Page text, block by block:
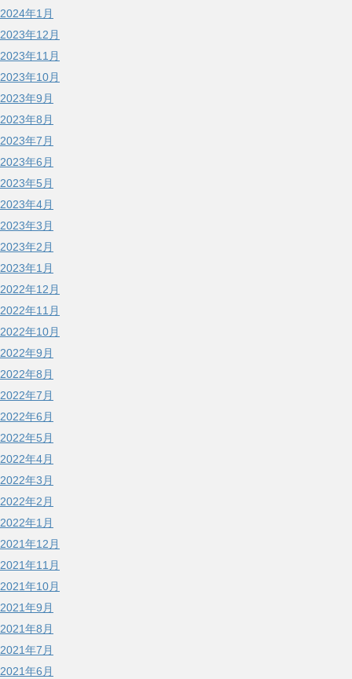
2024年1月
2023年12月
2023年11月
2023年10月
2023年9月
2023年8月
2023年7月
2023年6月
2023年5月
2023年4月
2023年3月
2023年2月
2023年1月
2022年12月
2022年11月
2022年10月
2022年9月
2022年8月
2022年7月
2022年6月
2022年5月
2022年4月
2022年3月
2022年2月
2022年1月
2021年12月
2021年11月
2021年10月
2021年9月
2021年8月
2021年7月
2021年6月